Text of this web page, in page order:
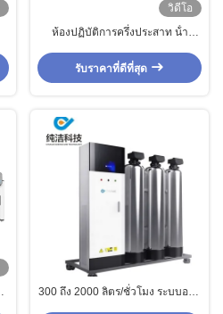
วิดีโอ
ห้องปฏิบัติการครึ่งประสาท น้ํา
ลับทางการค้า
รับราคาที่ดีที่สุด
300 ถึง 2000 ลิตร/ชั่วโมง ระบบออส